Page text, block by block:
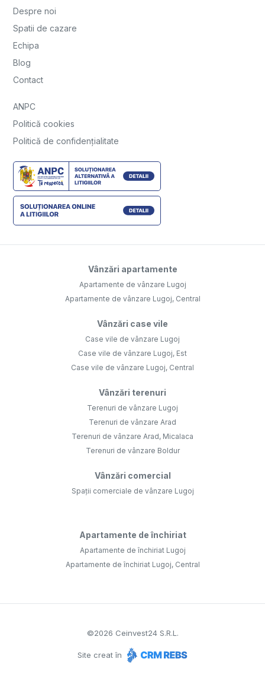
Despre noi
Spatii de cazare
Echipa
Blog
Contact
ANPC
Politică cookies
Politică de confidențialitate
Vânzări apartamente
Apartamente de vânzare Lugoj
Apartamente de vânzare Lugoj, Central
Vânzări case vile
Case vile de vânzare Lugoj
Case vile de vânzare Lugoj, Est
Case vile de vânzare Lugoj, Central
Vânzări terenuri
Terenuri de vânzare Lugoj
Terenuri de vânzare Arad
Terenuri de vânzare Arad, Micalaca
Terenuri de vânzare Boldur
Vânzări comercial
Spații comerciale de vânzare Lugoj
Apartamente de închiriat
Apartamente de închiriat Lugoj
Apartamente de închiriat Lugoj, Central
©2026 Ceinvest24 S.R.L.
Site creat în